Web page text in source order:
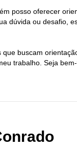
posso oferecer
dúvida ou desafio,
buscam
trabalho. Seja